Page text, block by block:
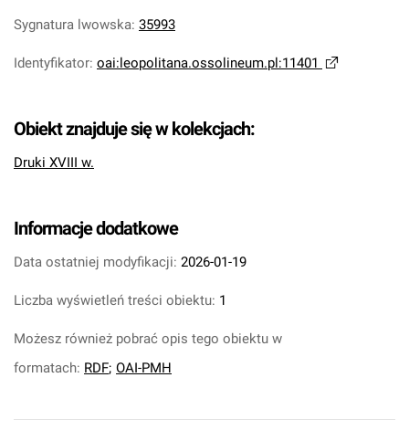
Sygnatura lwowska: 35993
Identyfikator: oai:leopolitana.ossolineum.pl:11401
Obiekt znajduje się w kolekcjach:
Druki XVIII w.
Informacje dodatkowe
Data ostatniej modyfikacji: 2026-01-19
Liczba wyświetleń treści obiektu: 1
Możesz również pobrać opis tego obiektu w
formatach: RDF; OAI-PMH